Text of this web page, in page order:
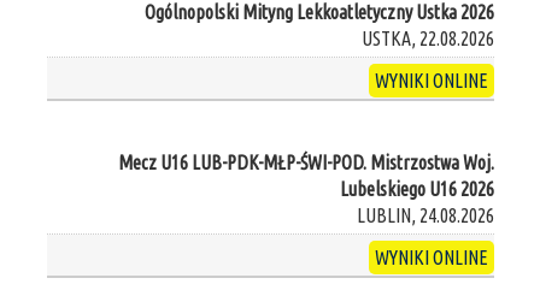
Ogólnopolski Mityng Lekkoatletyczny Ustka 2026
USTKA, 22.08.2026
WYNIKI ONLINE
Mecz U16 LUB-PDK-MŁP-ŚWI-POD. Mistrzostwa Woj.
Lubelskiego U16 2026
LUBLIN, 24.08.2026
WYNIKI ONLINE